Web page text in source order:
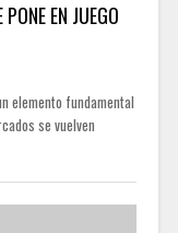
EN JUEGO
elemento fundamental
se vuelven